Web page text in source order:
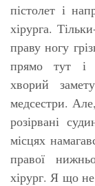
пістолет і
хірурга.
праву ногу
прямо тут і
хворий
медсестри.
розірвані
місцях
правої
хірург. Я що